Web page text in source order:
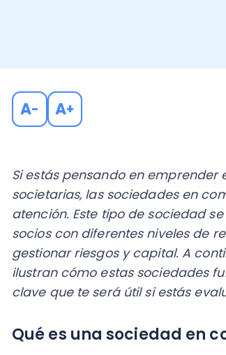
Si estás pensando en emprender en
socios con diferentes niveles de
gestionar riesgos y capital. A
ilustran cómo estas sociedades
clave que te será útil si estás
Qué es una sociedad en
Antes de entrar en los ejemplos,
Socios gestores